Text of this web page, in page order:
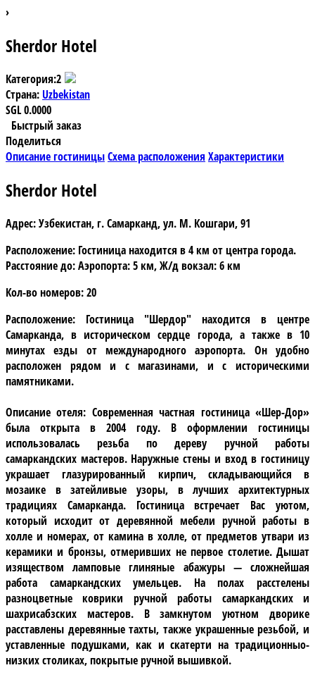
›
Sherdor Hotel
Категория:2
Страна: Uzbekistan
SGL0.0000
Быстрый заказ
Поделиться
Описание гостиницыСхема расположения Характеристики
Sherdor Hotel
Адрес:Узбекистан, г. Самарканд, ул. М. Кошгари, 91
Расположение: Гостиница находится в 4 км от центра города.
Расстояние до: Аэропорта: 5 км, Ж/д вокзал: 6 км
Кол-во номеров:20
Расположение: Гостиница "Шердор" находится в центре
Самарканда, в историческом сердце города, а также в 10
минутах езды от международного аэропорта. Он удобно
расположен рядом и с магазинами, и с историческими
памятниками.
Описание отеля: Современная частная гостиница«Шер-Дор»
была открыта в 2004 году. В оформлении гостиницы
использовалась резьба по дереву ручной работы
самаркандских мастеров. Наружные стены и вход в гостиницу
украшает глазурированный кирпич, складывающийся в
мозаике в затейливые узоры, в лучших архитектурных
традициях Самарканда. Гостиница встречает Вас уютом,
который исходит от деревянной мебели ручной работы в
холле и номерах, от камина в холле, от предметов утвари из
керамики и бронзы, отмеривших не первое столетие. Дышат
изяществом ламповые глиняные абажуры — сложнейшая
работа самаркандских умельцев. На полах расстелены
разноцветные коврики ручной работы самаркандских и
шахрисабзских мастеров. В замкнутом уютном дворике
расставлены деревянные тахты, также украшенные резьбой, и
уставленные подушками, как и скатерти на традиционныо-
низких столиках, покрытые ручной вышивкой.